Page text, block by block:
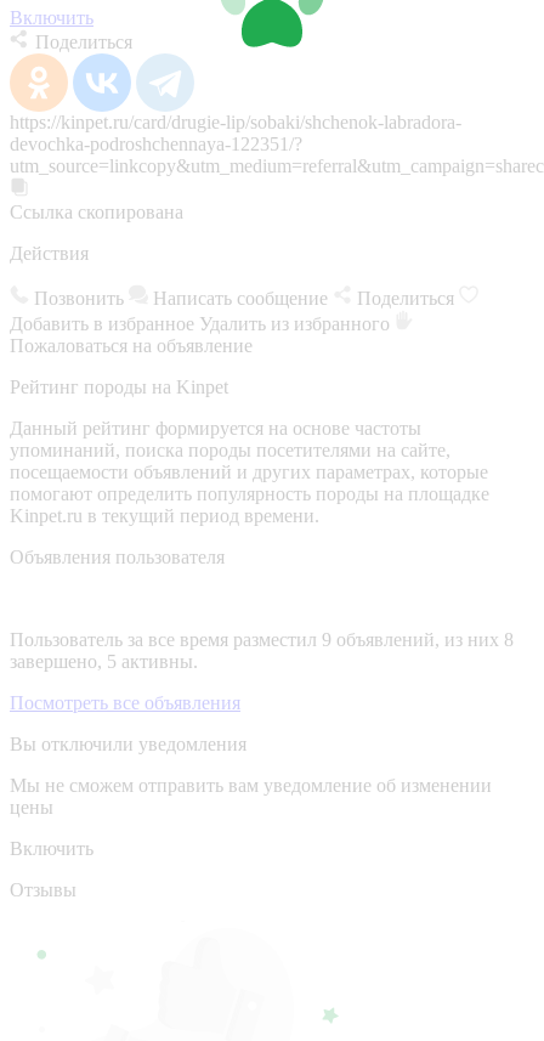
Включить
Поделиться
https://kinpet.ru/card/drugie-lip/sobaki/shchenok-labradora-
devochka-podroshchennaya-122351/?
Ссылка скопирована
Действия
Позвонить Написать сообщение
Поделиться
Добавить в избранное Удалить из избранного
Пожаловаться на объявление
Рейтинг породы на Kinpet
Данный рейтинг формируется на основе частоты
упоминаний, поиска породы посетителями на сайте,
посещаемости объявлений и других параметрах, которые
помогают определить популярность породы на площадке
Kinpet.ru в текущий период времени.
Объявления пользователя
Пользователь за все время разместил 9 объявлений, из них 8
завершено, 5 активны.
Посмотреть все объявления
Вы отключили уведомления
Мы не сможем отправить вам уведомление об изменении
цены
Включить
Отзывы